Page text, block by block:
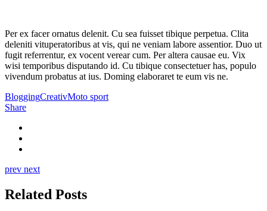
Per ex facer ornatus delenit. Cu sea fuisset tibique perpetua. Clita
deleniti vituperatoribus at vis, qui ne veniam labore assentior. Duo ut
fugit referrentur, ex vocent verear cum. Per altera causae eu. Vix
wisi temporibus disputando id. Cu tibique consectetuer has, populo
vivendum probatus at ius. Doming elaboraret te eum vis ne.
BloggingCreativMoto sport
Share
prev next
Related Posts